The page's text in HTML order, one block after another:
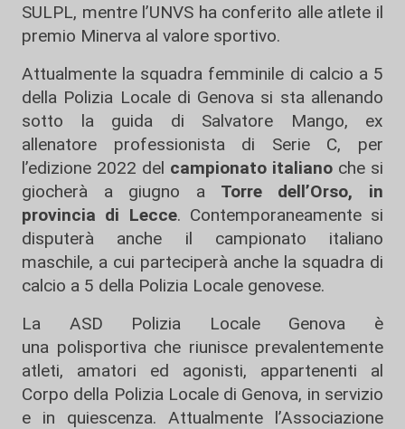
SULPL, mentre l’UNVS ha conferito alle atlete il
premio Minerva al valore sportivo.
Attualmente la squadra femminile di calcio a 5
della Polizia Locale di Genova si sta allenando
sotto la guida di Salvatore Mango, ex
allenatore professionista di Serie C, per
l’edizione 2022 del campionato italiano che si
giocherà a giugno a Torre dell’Orso, in
provincia di Lecce. Contemporaneamente si
disputerà anche il campionato italiano
maschile, a cui parteciperà anche la squadra di
calcio a 5 della Polizia Locale genovese.
La ASD Polizia Locale Genova è
una polisportiva che riunisce prevalentemente
atleti, amatori ed agonisti, appartenenti al
Corpo della Polizia Locale di Genova, in servizio
e in quiescenza. Attualmente l’Associazione